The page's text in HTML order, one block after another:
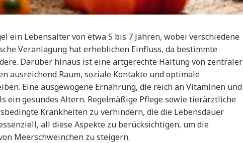
ein Lebensalter von etwa 5 bis 7 Jahren, wobei verschiedene
Veranlagung hat erheblichen Einfluss, da bestimmte
Darüber hinaus ist eine artgerechte Haltung von zentraler
ausreichend Raum, soziale Kontakte und optimale
Eine ausgewogene Ernährung, die reich an Vitaminen und
gesundes Altern. Regelmäßige Pflege sowie tierärztliche
Krankheiten zu verhindern, die die Lebensdauer
all diese Aspekte zu berücksichtigen, um die
Meerschweinchen zu steigern.